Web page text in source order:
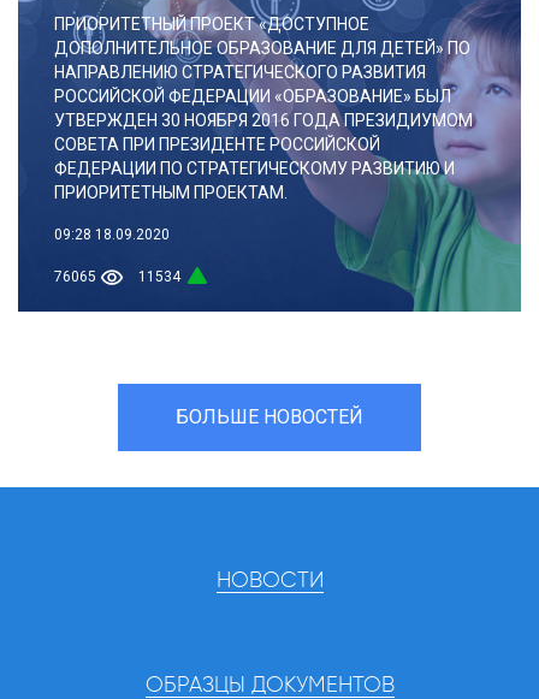
ПРИОРИТЕТНЫЙ ПРОЕКТ «ДОСТУПНОЕ
ДОПОЛНИТЕЛЬНОЕ ОБРАЗОВАНИЕ ДЛЯ ДЕТЕЙ» ПО
НАПРАВЛЕНИЮ СТРАТЕГИЧЕСКОГО РАЗВИТИЯ
РОССИЙСКОЙ ФЕДЕРАЦИИ «ОБРАЗОВАНИЕ» БЫЛ
УТВЕРЖДЕН 30 НОЯБРЯ 2016 ГОДА ПРЕЗИДИУМОМ
СОВЕТА ПРИ ПРЕЗИДЕНТЕ РОССИЙСКОЙ
ФЕДЕРАЦИИ ПО СТРАТЕГИЧЕСКОМУ РАЗВИТИЮ И
ПРИОРИТЕТНЫМ ПРОЕКТАМ.
09:28 18.09.2020
76065 11534
БОЛЬШЕ НОВОСТЕЙ
НОВОСТИ
ОБРАЗЦЫ ДОКУМЕНТОВ